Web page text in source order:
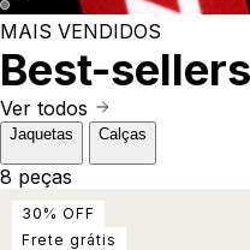
MAIS VENDIDOS
Best-
Ver todos
Jaquetas Calças
8 peças
30 % OFF
Frete grátis